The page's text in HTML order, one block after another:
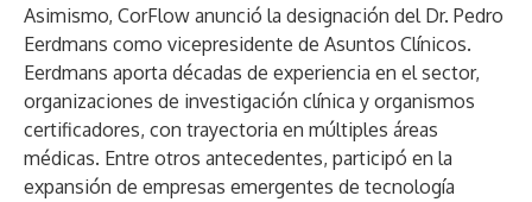
Asimismo, CorFlow anunció la designación del Dr. Pedro
Eerdmans como vicepresidente de Asuntos Clínicos.
Eerdmans aporta décadas de experiencia en el sector,
organizaciones de investigación clínica y organismos
certificadores, con trayectoria en múltiples áreas
médicas. Entre otros antecedentes, participó en la
expansión de empresas emergentes de tecnología